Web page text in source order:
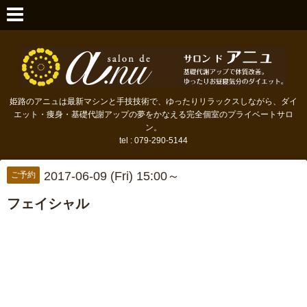
姫路のアニュは最新マシンと手技技術で、ゆったりリラックスしながら、ダイ
エット・痩身・基礎代謝アップの夢をかなえる完全個室のプライベートサロ
ン。
tel : 079-290-5144
ご予約 2017-06-09 (Fri) 15:00～
フェイシャル